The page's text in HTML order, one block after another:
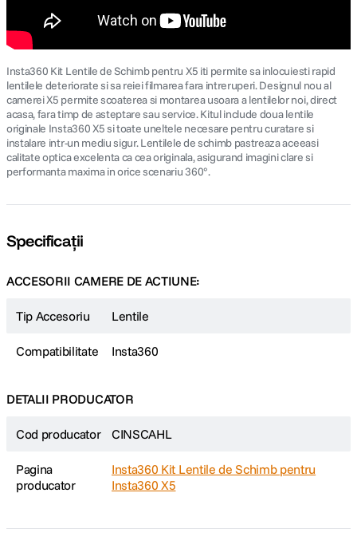
Insta360 Kit Lentile de Schimb pentru X5 iti permite sa inlocuiesti rapid
lentilele deteriorate si sa reiei filmarea fara intreruperi. Designul nou al
camerei X5 permite scoaterea si montarea usoara a lentilelor noi, direct
acasa, fara timp de asteptare sau service. Kitul include doua lentile
originale Insta360 X5 si toate uneltele necesare pentru curatare si
instalare intr-un mediu sigur. Lentilele de schimb pastreaza aceeasi
calitate optica excelenta ca cea originala, asigurand imagini clare si
performanta maxima in orice scenariu 360°.
Specificații
ACCESORII CAMERE DE ACTIUNE:
Tip Accesoriu Lentile
Compatibilitate Insta360
DETALII PRODUCATOR
Cod producator CINSCAHL
Pagina
producator
Insta360 Kit Lentile de Schimb pentru
Insta360 X5